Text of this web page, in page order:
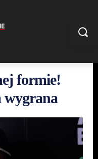
formie!
wygrana